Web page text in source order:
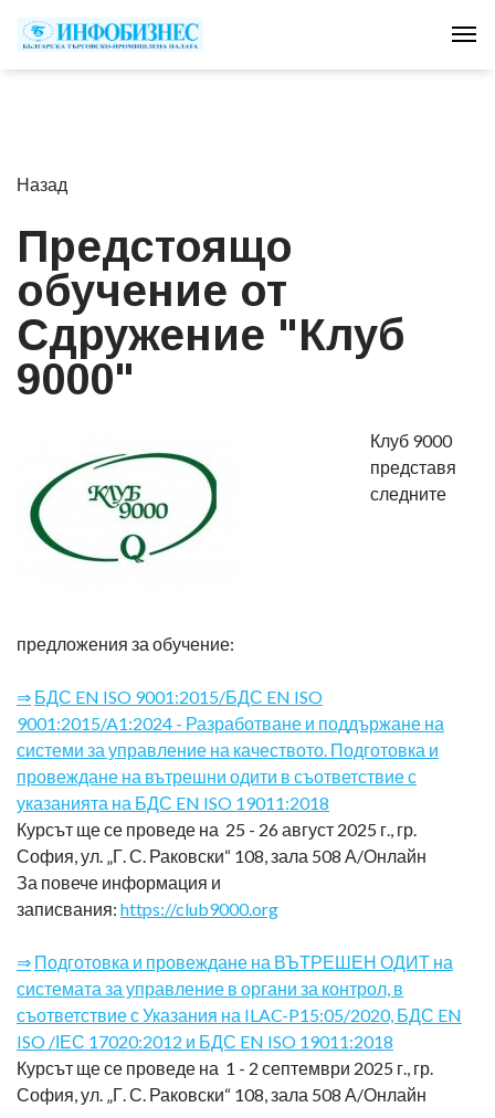
Назад
Предстоящо
обучение от
Сдружение "Клуб
9000"
Клуб 9000
представя
следните
предложения за обучение:
⇒ БДС EN ISO 9001:2015/БДС EN ISO
9001:2015/A1:2024 - Разработване и поддържане на
системи за управление на качеството. Подготовка и
провеждане на вътрешни одити в съответствие с
указанията на БДС EN ISO 19011:2018
Курсът ще се проведе на 25 - 26 август 2025 г., гр.
София, ул. „Г. С. Раковски“ 108, зала 508 А/Онлайн
За повече информация и
записвания: https://club9000.org
⇒ Подготовка и провеждане на ВЪТРЕШЕН ОДИТ на
системата за управление в органи за контрол, в
съответствие с Указания на ILAC-P15:05/2020, БДС EN
ISO /ІЕС 17020:2012 и БДС EN ISO 19011:2018
Курсът ще се проведе на 1 - 2 септември 2025 г., гр.
София, ул. „Г. С. Раковски“ 108, зала 508 А/Онлайн